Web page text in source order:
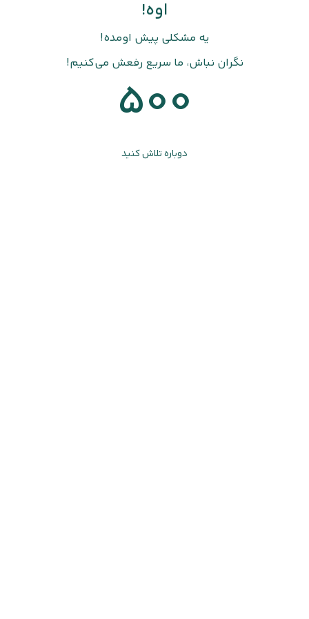
اوه!
یه مشکلی پیش اومده!
نگران نباش، ما سریع رفعش می‌کنیم!
500
دوباره تلاش کنید